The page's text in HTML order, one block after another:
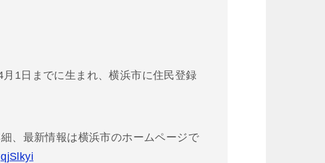
1日までに生まれ、横浜市に住民登録
、最新情報は横浜市のホームページで